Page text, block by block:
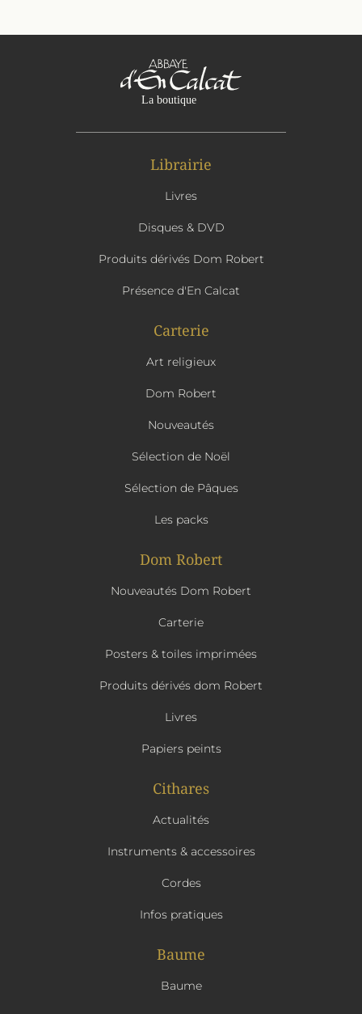
Librairie
Livres
Disques & DVD
Produits dérivés Dom Robert
Présence d'En Calcat
Carterie
Art religieux
Dom Robert
Nouveautés
Sélection de Noël
Sélection de Pâques
Les packs
Dom Robert
Nouveautés Dom Robert
Carterie
Posters & toiles imprimées
Produits dérivés dom Robert
Livres
Papiers peints
Cithares
Actualités
Instruments & accessoires
Cordes
Infos pratiques
Baume
Baume